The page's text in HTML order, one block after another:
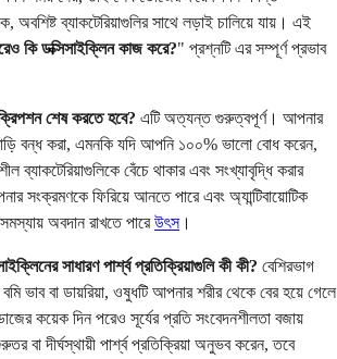
অবশিষ্ট ব্যাকটেরিয়াগুলির সাথে লড়াই চালিয়ে যায়। এই
কি ডক্সিসাইক্লিন কাজ করে?" প্রশ্নটি এর সম্পূর্ণ প্রভাব
শেষ করতে হবে? এটি অত্যন্ত গুরুত্বপূর্ণ। আপনার
বন্ধ করা, এমনকি যদি আপনি ১০০% ভালো বোধ করেন,
ব্যাকটেরিয়াগুলিকে বেঁচে থাকার এবং সংখ্যাবৃদ্ধি করার
সংক্রমণকে ফিরিয়ে আনতে পারে এবং অ্যান্টিবায়োটিক
অবদান রাখতে পারেউৎস।
সাধারণ পার্শ্ব প্রতিক্রিয়াগুলি কী কী? বেশিরভাগ
বমি ভাব বা ডায়রিয়া, ওষুধটি আপনার শরীর থেকে বের হয়ে গেলে
কয়েক দিন পরেও সূর্যের প্রতি সংবেদনশীলতা বজায়
বা দীর্ঘস্থায়ী পার্শ্ব প্রতিক্রিয়া অনুভব করেন, তবে